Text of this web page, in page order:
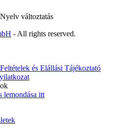
változtatás
- All rights reserved.
és Elállási Tájékoztató
lemondása itt